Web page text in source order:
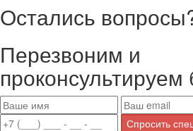
Остались
Перезвоним и
проконсультируем